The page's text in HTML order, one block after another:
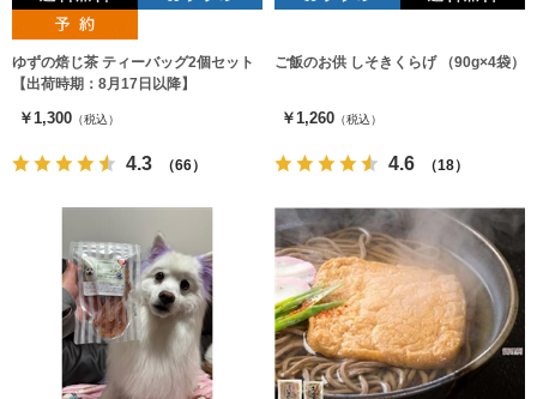
ゆずの焙じ茶 ティーバッグ2個セット
【出荷時期：8月17日以降】
￥1,300 （税込）
4.3 （66）
ご飯のお供 しそきくらげ （90g×4袋）
￥1,260 （税込）
4.6 （18）